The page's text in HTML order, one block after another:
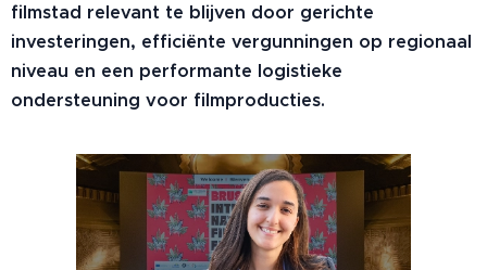
filmstad relevant te blijven door gerichte
investeringen, efficiënte vergunningen op regionaal
niveau en een performante logistieke
ondersteuning voor filmproducties.